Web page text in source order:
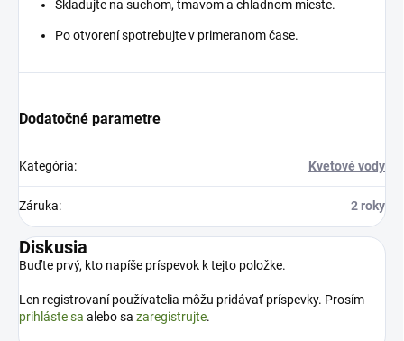
Skladujte na suchom, tmavom a chladnom mieste.
Po otvorení spotrebujte v primeranom čase.
Dodatočné parametre
Kategória: Kvetové vody
Záruka: 2 roky
Diskusia
Buďte prvý, kto napíše príspevok k tejto položke.
Len registrovaní používatelia môžu pridávať príspevky. Prosím
prihláste sa alebo sa zaregistrujte.